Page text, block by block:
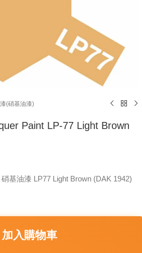
(硝基油漆)
Paint LP-77 Light Brown
基油漆 LP77 Light Brown (DAK 1942)
加入購物車